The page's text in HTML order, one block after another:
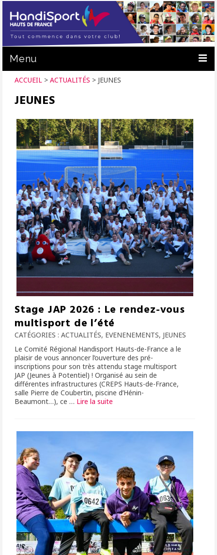
Menu
ACTUALITÉS
C.R. HANDISPORT
PRATIQUER
PRÊT DE MATÉRIEL
FORMATION
NOUS SOUTENIR
CALENDRIER
ACCUEIL > ACTUALITÉS > JEUNES
JEUNES
Stage JAP 2026 : Le rendez-vous
multisport de l’été
CATÉGORIES : ACTUALITÉS, EVENENEMENTS, JEUNES
Le Comité Régional Handisport Hauts-de-France a le
plaisir de vous annoncer l’ouverture des pré-
inscriptions pour son très attendu stage multisport
JAP (Jeunes à Potentiel) ! Organisé au sein de
différentes infrastructures (CREPS Hauts-de-France,
salle Pierre de Coubertin, piscine d’Hénin-
Beaumont…), ce … Lire la suite­­